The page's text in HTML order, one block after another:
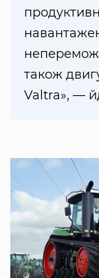
також
Valtra», —